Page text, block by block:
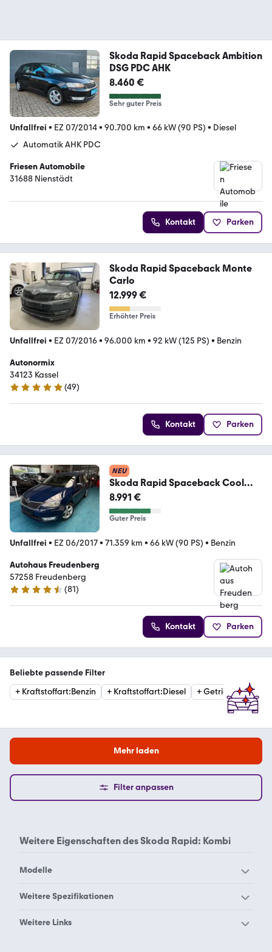
Skoda Rapid Spaceback Ambition
DSG PDC AHK
8.460 €
Sehr guter Preis
Unfallfrei • EZ 07/2014• 90.700 km • 66 kW (90 PS) • Diesel
Automatik AHK PDC
Friesen Automobile
31688 Nienstädt
Kontakt Parken
Skoda Rapid Spaceback Monte
Carlo
12.999 €
Erhöhter Preis
Unfallfrei • EZ 07/2016• 96.000 km • 92 kW (125 PS) • Benzin
Autonormix
34123 Kassel
5 Sterne
(49)
Kontakt Parken
NEU
Skoda Rapid Spaceback Cool
Edition*PDC*DAB*
8.991 €
Guter Preis
Unfallfrei • EZ 06/2017• 71.359 km • 66 kW (90 PS) • Benzin
Autohaus Freudenberg
57258 Freudenberg
4.7 Sterne
(81)
Kontakt Parken
Beliebte passende Filter
+ Kraftstoffart:Benzin + Kraftstoffart:Diesel +Getriebe:
Mehr laden
Filter anpassen
Weitere Eigenschaften desSkoda Rapid: Kombi
Modelle
Skoda 105
Weitere Spezifikationen
Skoda Rapid Kleinwagen
Weitere Links